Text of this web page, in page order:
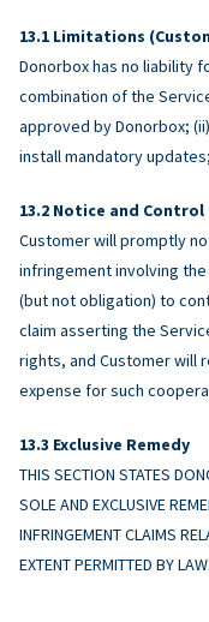
Limitations
Donorbox has no liability
combination of the
approved by Donorbox;
install mandatory
Notice and Control
Customer will promptly
infringement involving
(but not obligation) to
claim asserting the
rights, and Customer will
expense for such
Exclusive Remedy
THIS SECTION STATES
SOLE AND EXCLUSIVE
INFRINGEMENT CLAIMS
EXTENT PERMITTED BY LAW.